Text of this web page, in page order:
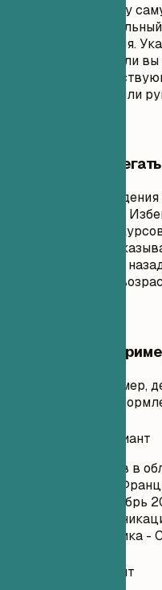
Перечисляйте вашу
Если у вас
раздел образования.
если он выше 3.5 или
Выделите
проекты, награды или
Чего лучше избегать
Не включайте
у вас есть высшее.
пройденных вами
релевантные. Не
много десятилетий
существует риск
Практические
Практический пример,
и неправильное
Неудачный вариант
Бакалавр искусств в
Университет Сан-
Калифорния Сентябрь
Введение в
медиа, Журналистика -
Удачный вариант